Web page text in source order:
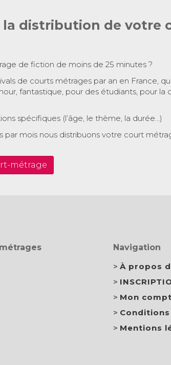
la distribution de votre
de fiction de moins de 25 minutes ?
de courts métrages par an en France,
fantastique, pour des étudiants, pour la
spécifiques (l’âge, le thème, la durée…)
par mois nous distribuons votre court
métrage
Navigation
À propos
Mon
Mentions